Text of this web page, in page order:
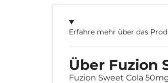
Erfahre mehr über das
Über Fuzion
Fuzion Sweet Cola